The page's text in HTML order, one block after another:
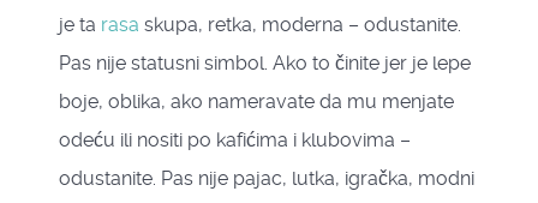
je ta rasa skupa, retka, moderna – odustanite.
Pas nije statusni simbol. Ako to činite jer je lepe
boje, oblika, ako nameravate da mu menjate
odeću ili nositi po kafićima i klubovima –
odustanite. Pas nije pajac, lutka, igračka, modni